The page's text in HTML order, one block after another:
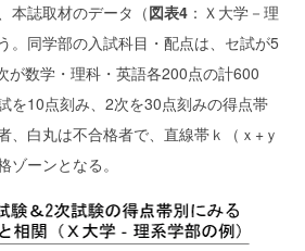
本誌取材のデータ（図表4 ：Ｘ大学－理
。同学部の入試科目・配点は、セ試が5
が数学・理科・英語各200点の計600
を10点刻み、2次を30点刻みの得点帯
、白丸は不合格者で、直線帯ｋ（ｘ+ｙ
ゾーンとなる。